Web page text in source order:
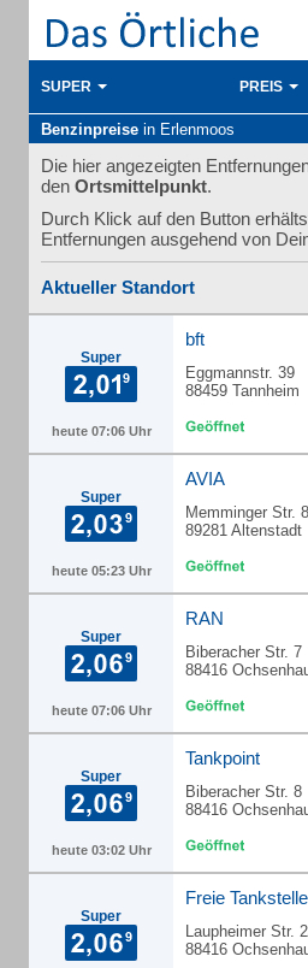
SUPER PREIS
Benzinpreise in Erlenmoos
Die hier angezeigten
den Ortsmittelpunkt.
Durch Klick auf den Button
Entfernungen ausgehend von
Aktueller Standort
Super
heute 07:06 Uhr
bft
Eggmannstr. 39
88459 Tannheim
Super
heute 05:23 Uhr
AVIA
Memminger Str.
89281 Altenstadt
Super
heute 07:06 Uhr
RAN
Biberacher Str. 7
88416
Super
heute 03:02 Uhr
Tankpoint
Biberacher Str. 8
88416
Super
Freie Tankstelle
Laupheimer Str.
88416